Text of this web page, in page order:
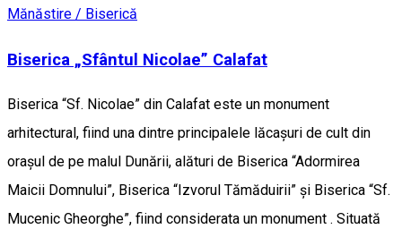
Mănăstire / Biserică
Biserica „Sfântul Nicolae” Calafat
Biserica “Sf. Nicolae” din Calafat este un monument
arhitectural, fiind una dintre principalele lăcașuri de cult din
orașul de pe malul Dunării, alături de Biserica “Adormirea
Maicii Domnului”, Biserica “Izvorul Tămăduirii” și Biserica “Sf.
Mucenic Gheorghe”, fiind considerata un monument . Situată